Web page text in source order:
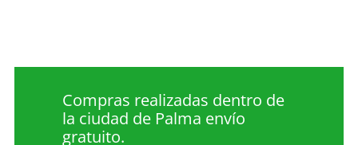
Compras realizadas dentro de
la ciudad de Palma envío
gratuito.